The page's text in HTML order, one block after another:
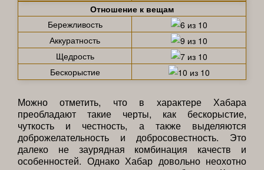
Отношение к вещам
Бережливость
Аккуратность
Щедрость
Бескорыстие
Можно отметить, что в характере Хабара
преобладают такие черты, как бескорыстие,
чуткость и честность, а также выделяются
доброжелательность и добросовестность. Это
далеко не заурядная комбинация качеств и
особенностей. Однако Хабар довольно неохотно